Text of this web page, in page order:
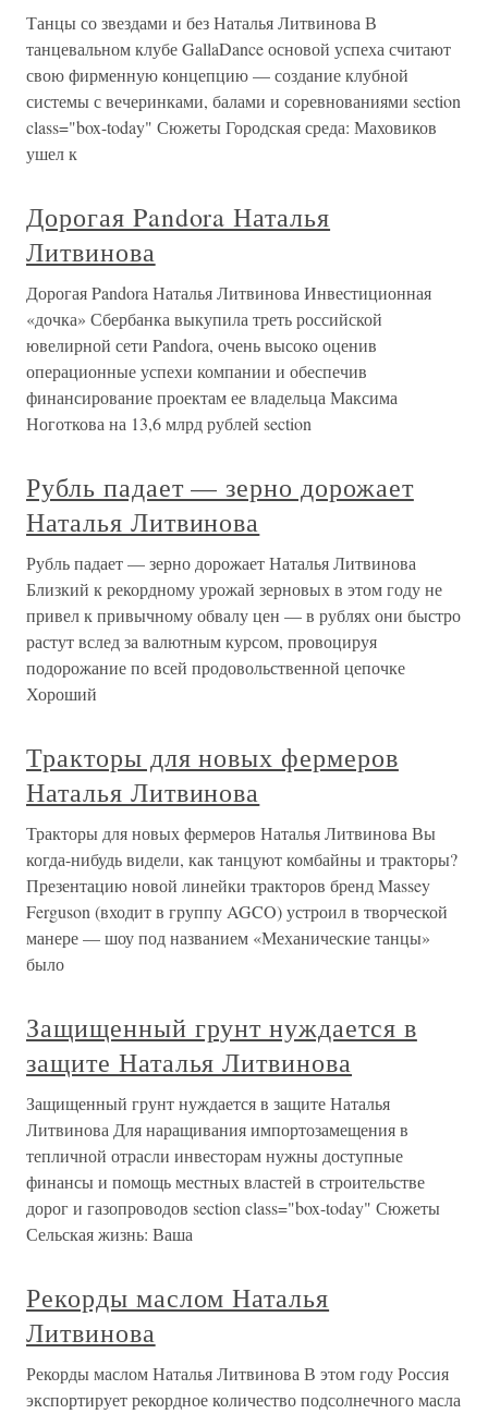
Танцы со звездами и без Наталья Литвинова В
танцевальном клубе GallaDance основой успеха считают
свою фирменную концепцию — создание клубной
системы с вечеринками, балами и соревнованиями section
class="box-today" Сюжеты Городская среда: Маховиков
ушел к
Дорогая Pandora Наталья
Литвинова
Дорогая Pandora Наталья Литвинова Инвестиционная
«дочка» Сбербанка выкупила треть российской
ювелирной сети Pandora, очень высоко оценив
операционные успехи компании и обеспечив
финансирование проектам ее владельца Максима
Ноготкова на 13,6 млрд рублей section
Рубль падает — зерно дорожает
Наталья Литвинова
Рубль падает — зерно дорожает Наталья Литвинова
Близкий к рекордному урожай зерновых в этом году не
привел к привычному обвалу цен — в рублях они быстро
растут вслед за валютным курсом, провоцируя
подорожание по всей продовольственной цепочке
Хороший
Тракторы для новых фермеров
Наталья Литвинова
Тракторы для новых фермеров Наталья Литвинова Вы
когда-нибудь видели, как танцуют комбайны и тракторы?
Презентацию новой линейки тракторов бренд Massey
Ferguson (входит в группу AGCO) устроил в творческой
манере — шоу под названием «Механические танцы»
было
Защищенный грунт нуждается в
защите Наталья Литвинова
Защищенный грунт нуждается в защите Наталья
Литвинова Для наращивания импортозамещения в
тепличной отрасли инвесторам нужны доступные
финансы и помощь местных властей в строительстве
дорог и газопроводов section class="box-today" Сюжеты
Сельская жизнь: Ваша
Рекорды маслом Наталья
Литвинова
Рекорды маслом Наталья Литвинова В этом году Россия
экспортирует рекордное количество подсолнечного масла